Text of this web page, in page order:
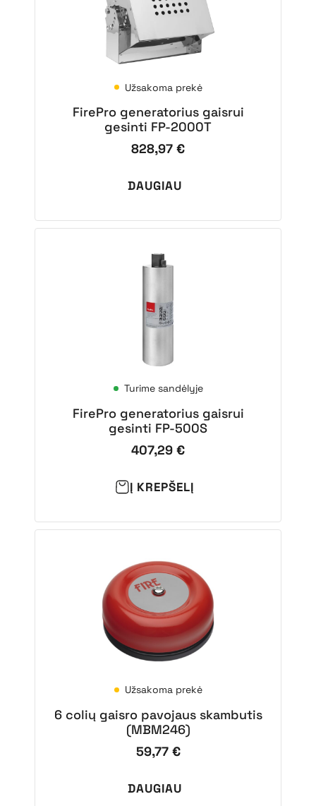
Užsakoma prekė
FirePro generatorius gaisrui
gesinti FP-2000T
828,97 €
DAUGIAU
Turime sandėlyje
FirePro generatorius gaisrui
gesinti FP-500S
407,29 €
Į KREPŠELĮ
Užsakoma prekė
6 colių gaisro pavojaus skambutis
(MBM246)
59,77 €
DAUGIAU